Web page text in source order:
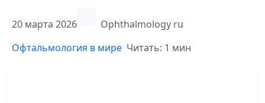
20 марта 2026
Ophthalmology ru
Офтальмология в мире Читать: 1 мин